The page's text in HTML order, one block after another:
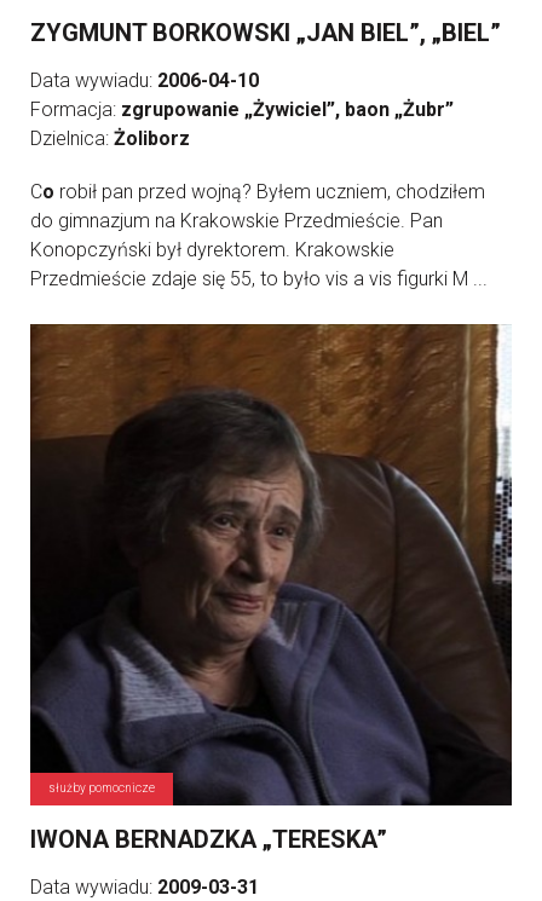
ZYGMUNT BORKOWSKI „JAN BIEL”, „BIEL”
Data wywiadu: 2006-04-10
Formacja: zgrupowanie „Żywiciel”, baon „Żubr”
Dzielnica: Żoliborz
Co robił pan przed wojną? Byłem uczniem, chodziłem
do gimnazjum na Krakowskie Przedmieście. Pan
Konopczyński był dyrektorem. Krakowskie
Przedmieście zdaje się 55, to było vis a vis figurki M ...
służby pomocnicze
IWONA BERNADZKA „TERESKA”
Data wywiadu: 2009-03-31